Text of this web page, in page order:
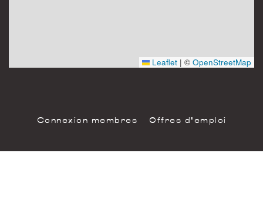
Leaflet | © OpenStreetMap
Connexion membres Offres d'emploi